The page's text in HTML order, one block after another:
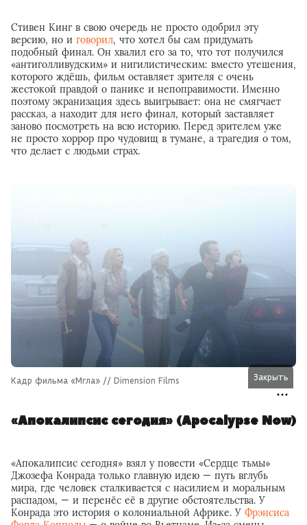
Стивен Кинг в свою очередь не просто одобрил эту
версию, но и говорил, что хотел бы сам придумать
подобный финал. Он хвалил его за то, что тот получился
«антиголливудским» и нигилистическим: вместо утешения,
которого ждёшь, фильм оставляет зрителя с очень
жестокой правдой о панике и непоправимости. Именно
поэтому экранизация здесь выигрывает: она не смягчает
рассказ, а находит для него финал, который заставляет
заново посмотреть на всю историю. Перед зрителем уже
не просто хоррор про чудовищ в тумане, а трагедия о том,
что делает с людьми страх.
Кадр фильма «Мгла» // Dimension Films
«Апокалипсис сегодня» (Apocalypse Now)
«Апокалипсис сегодня» взял у повести «Сердце тьмы»
Джозефа Конрада только главную идею — путь вглубь
мира, где человек сталкивается с насилием и моральным
распадом, — и перенёс её в другие обстоятельства. У
Конрада это история о колониальной Африке. У Фрэнсиса
Закрыть